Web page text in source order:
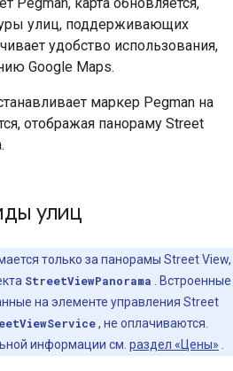
улиц, поддерживающих
удобство использования,
Google Maps.
маркер Pegman на
отображая панораму Street
улиц
только за панорамы Street View,
StreetViewPanorama . Встроенные
на элементе управления Street
, не оплачиваются.
информации см. раздел «Цены»